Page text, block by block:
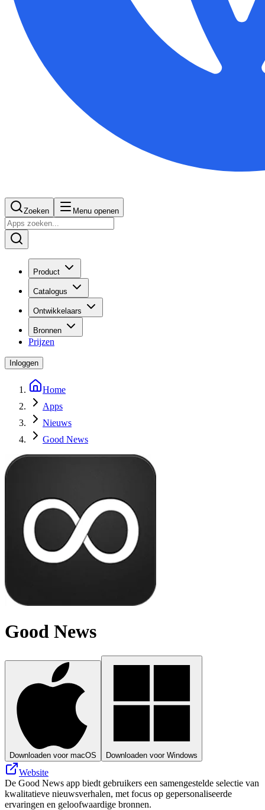
Zoeken Menu openen
Product
Catalogus
Ontwikkelaars
Bronnen
Prijzen
Inloggen
Home
Apps
Nieuws
Good News
Good News
Downloaden voor macOS Downloaden voor Windows
Website
De Good News app biedt gebruikers een samengestelde selectie van
kwalitatieve nieuwsverhalen, met focus op gepersonaliseerde
ervaringen en geloofwaardige bronnen.